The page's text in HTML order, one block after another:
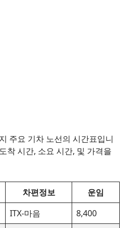
주요 기차 노선의 시간표입니
착 시간, 소요 시간, 및 가격을
차편정보
운임
ITX-마음
8,400